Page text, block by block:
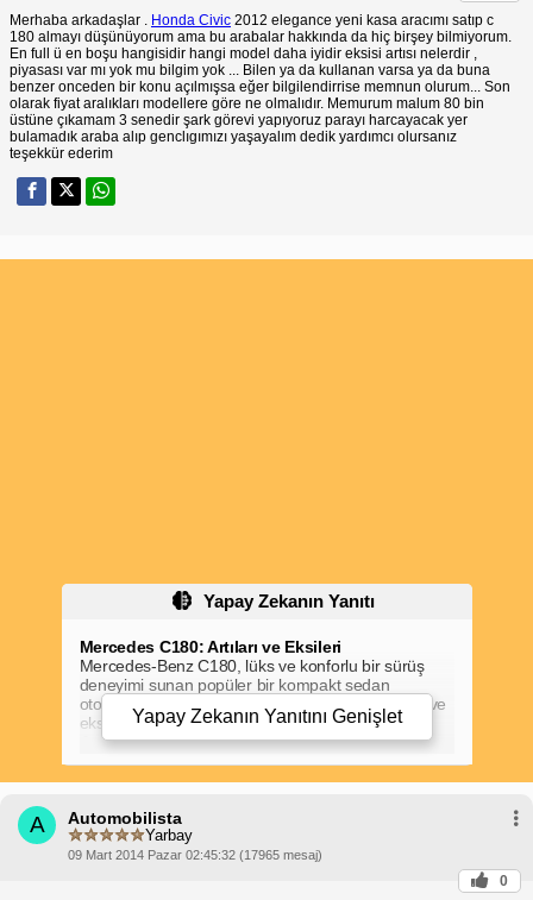
Merhaba arkadaşlar . Honda Civic 2012 elegance yeni kasa aracımı satıp c
180 almayı düşünüyorum ama bu arabalar hakkında da hiç birşey bilmiyorum.
En full ü en boşu hangisidir hangi model daha iyidir eksisi artısı nelerdir ,
piyasası var mı yok mu bilgim yok ... Bilen ya da kullanan varsa ya da buna
benzer onceden bir konu açılmışsa eğer bilgilendirrise memnun olurum... Son
olarak fiyat aralıkları modellere göre ne olmalıdır. Memurum malum 80 bin
üstüne çıkamam 3 senedir şark görevi yapıyoruz parayı harcayacak yer
bulamadık araba alıp genclıgımızı yaşayalım dedik yardımcı olursanız
teşekkür ederim
Yapay Zekanın Yanıtı
Mercedes C180: Artıları ve Eksileri
Mercedes-Benz C180, lüks ve konforlu bir sürüş
deneyimi sunan popüler bir kompakt sedan
otomobildir. Ancak, satın almadan önce artılarını ve
eksilerini dikkatle değerlendirmek önemlidir.
Artılar:Şık ve sofistike tasarım:C180, göz alıcı bir dış
sistemi, kör nokta izleme ve şerit takip yardımcısı
gibi modern teknolojilerle donatılmıştır.
Rahat ve geniş kabin:C180, geniş ve rahat bir
Yapay Zekanın Yanıtını Genişlet
A Automobilista
Yarbay
09 Mart 2014 Pazar 02:45:32 (17965 mesaj)
0